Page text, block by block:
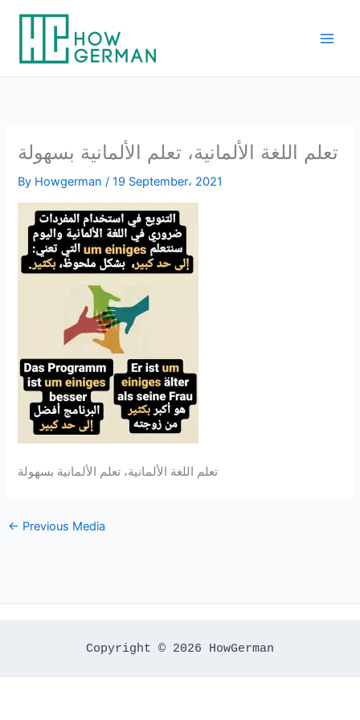
content
تعلم اللغة الألمانية، تعلم الألمانية بسهولة
By Howgerman/19 September، 2021
تعلم اللغة الألمانية، تعلم الألمانية بسهولة
← Previous Media
Copyright © 2026 HowGerman